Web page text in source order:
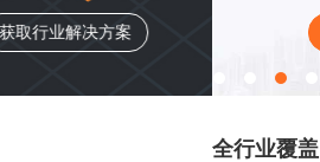
全行业覆盖